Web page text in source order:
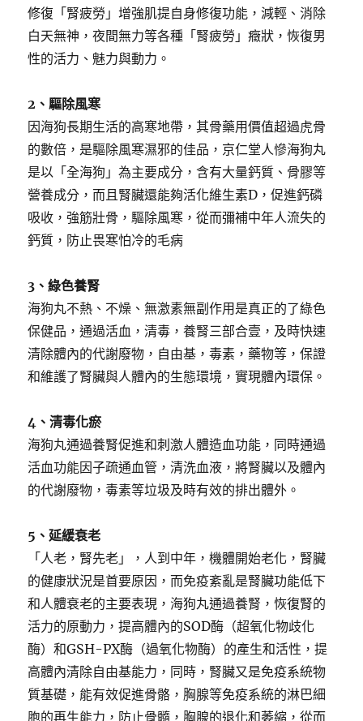
修復「腎疲勞」增強肌提自身修復功能，減輕、消除
白天無神，夜間無力等各種「腎疲勞」癥狀，恢復男
性的活力、魅力與動力。
2、驅除風寒
因海狗長期生活的高寒地帶，其骨藥用價值超過虎骨
的數倍，是驅除風寒濕邪的佳品，京仁堂人慘海狗丸
是以「全海狗」為主要成分，含有大量鈣質、骨膠等
營養成分，而且腎臟還能夠活化維生素D，促進鈣磷
吸收，強筋壯骨，驅除風寒，從而彌補中年人流失的
鈣質，防止畏寒怕冷的毛病
3、綠色養腎
海狗丸不熱、不燥、無激素無副作用是真正的了綠色
保健品，通過活血，清毒，養腎三部合壹，及時快速
清除體內的代謝廢物，自由基，毒素，藥物等，保證
和維護了腎臟與人體內的生態環境，實現體內環保。
4、清毒化瘀
海狗丸通過養腎促進和刺激人體造血功能，同時通過
活血功能因子疏通血管，清洗血液，將腎臟以及體內
的代謝廢物，毒素等垃圾及時有效的排出體外。
5、延緩衰老
「人老，腎先老」，人到中年，機體開始老化，腎臟
的健康狀況是首要原因，而免疫紊亂是腎臟功能低下
和人體衰老的主要表現，海狗丸通過養腎，恢復腎的
活力的原動力，提高體內的SOD酶（超氧化物歧化
酶）和GSH-PX酶（過氧化物酶）的產生和活性，提
高體內清除自由基能力，同時，腎臟又是免疫系統物
質基礎，能有效促進骨骼，胸腺等免疫系統的淋巴細
胞的再生能力，防止骨髓，胸腺的退化和萎縮，從而